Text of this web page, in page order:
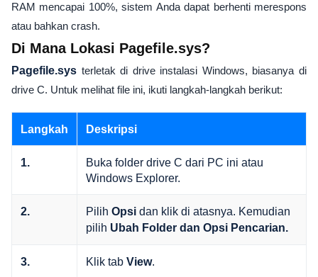
RAM mencapai 100%, sistem Anda dapat berhenti merespons
atau bahkan crash.
Di Mana Lokasi Pagefile.sys?
Pagefile.sys terletak di drive instalasi Windows, biasanya di
drive C. Untuk melihat file ini, ikuti langkah-langkah berikut:
Langkah Deskripsi
1.
Buka folder drive C dari PC ini atau
Windows Explorer.
2. Pilih Opsi dan klik di atasnya. Kemudian
pilih Ubah Folder dan Opsi Pencarian.
3. Klik tab View.